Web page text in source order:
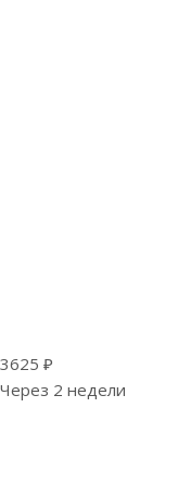
3625 ₽
Через 2 недели